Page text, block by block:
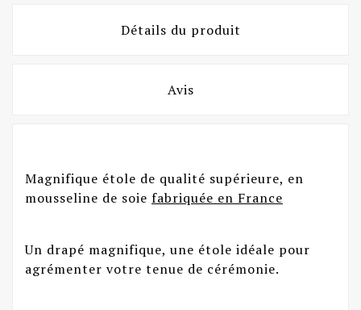
Détails du produit
Avis
Magnifique étole de qualité supérieure, en
mousseline de soie fabriquée en France
Un drapé magnifique, une étole idéale pour
agrémenter votre tenue de cérémonie.